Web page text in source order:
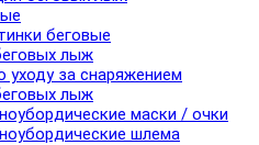
беговые
лыж
уходу за снаряжением
лыж
маски / очки
шлема